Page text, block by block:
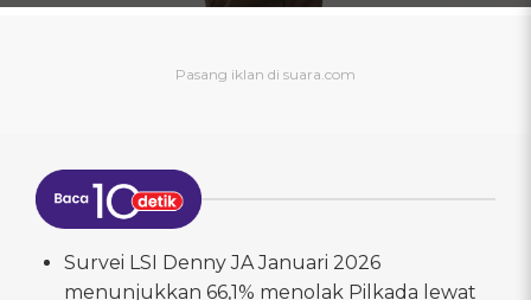
Survei LSI Denny JA Januari 2026
menunjukkan 66,1% menolak Pilkada lewat